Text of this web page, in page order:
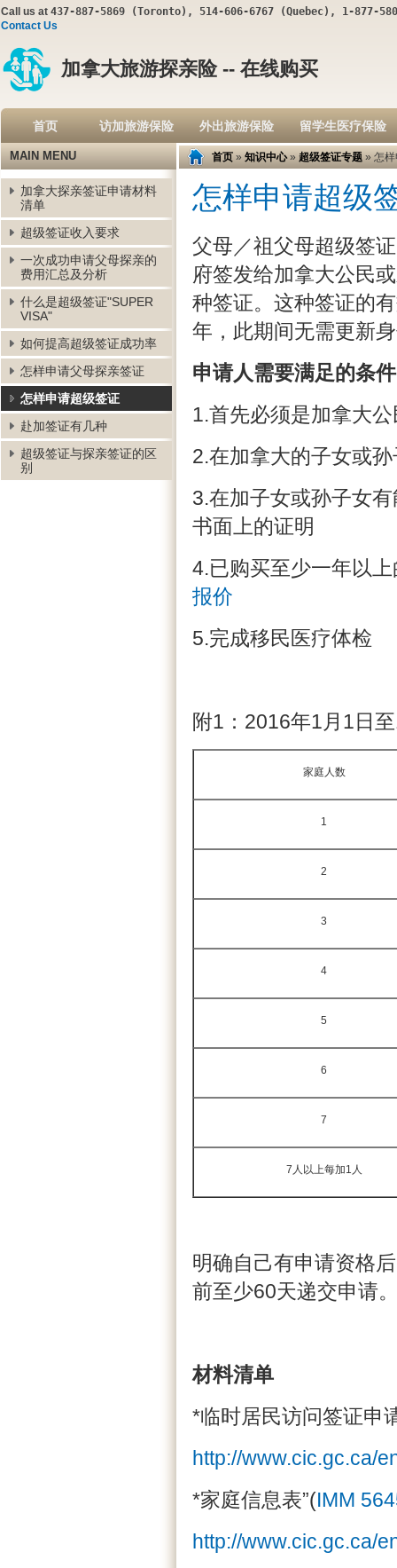
Call us at 437-887-5869 (Toronto), 514-606-6767 (Quebec), 1-877-
Contact Us
加拿大旅游探亲险 -- 在线购买
首页 访加旅游保险 外出旅游保险 留学生医疗保险
首页» 知识中心» 超级签证专题» 怎样
怎样申请超级
父母／祖父母超级签
府签发给加拿大公民
种签证。这种签证的
年，此期间无需更新
申请人需要满足的条件
1.首先必须是加拿大
2.在加拿大的子女或
3.在加子女或孙子女
书面上的证明
4.已购买至少一年以
报价
5.完成移民医疗体检
附1：2016年1月1日
家庭人数
1
2
3
4
5
6
7
7人以上每加1人
明确自己有申请资格
前至少60天递交申请
材料清单
*临时居民访问签证申
http://www.cic.gc.ca/
*家庭信息表”(IMM
http://www.cic.gc.ca/
MAIN MENU
加拿大探亲签证申请材料
清单
超级签证收入要求
一次成功申请父母探亲的
费用汇总及分析
什么是超级签证"SUPER
VISA"
如何提高超级签证成功率
怎样申请父母探亲签证
怎样申请超级签证
赴加签证有几种
超级签证与探亲签证的区
别